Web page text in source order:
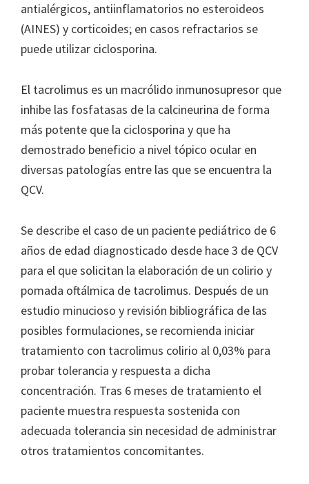
antialérgicos, antiinflamatorios no esteroideos
(AINES) y corticoides; en casos refractarios se
puede utilizar ciclosporina.
El tacrolimus es un macrólido inmunosupresor que
inhibe las fosfatasas de la calcineurina de forma
más potente que la ciclosporina y que ha
demostrado beneficio a nivel tópico ocular en
diversas patologías entre las que se encuentra la
QCV.
Se describe el caso de un paciente pediátrico de 6
años de edad diagnosticado desde hace 3 de QCV
para el que solicitan la elaboración de un colirio y
pomada oftálmica de tacrolimus. Después de un
estudio minucioso y revisión bibliográfica de las
posibles formulaciones, se recomienda iniciar
tratamiento con tacrolimus colirio al 0,03% para
probar tolerancia y respuesta a dicha
concentración. Tras 6 meses de tratamiento el
paciente muestra respuesta sostenida con
adecuada tolerancia sin necesidad de administrar
otros tratamientos concomitantes.